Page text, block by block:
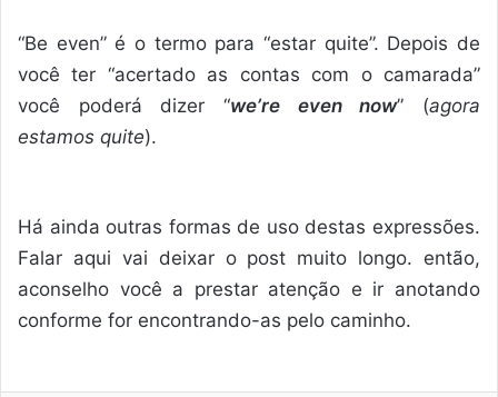
“Be even” é o termo para “estar quite”. Depois de
você ter “acertado as contas com o camarada”
você poderá dizer “we’re even now” (agora
estamos quite).
Há ainda outras formas de uso destas expressões.
Falar aqui vai deixar o post muito longo. então,
aconselho você a prestar atenção e ir anotando
conforme for encontrando-as pelo caminho.